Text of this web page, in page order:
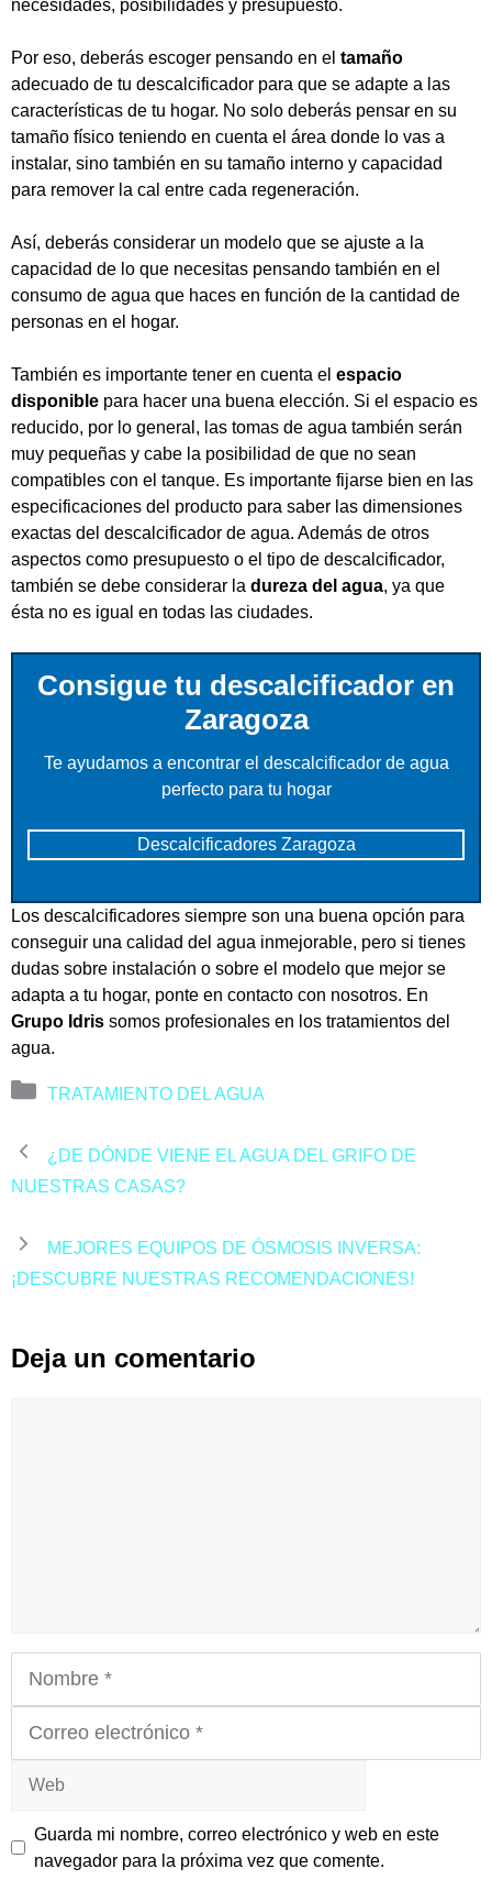
necesidades, posibilidades y presupuesto.
Por eso, deberás escoger pensando en el tamaño
adecuado de tu descalcificador para que se adapte a las
características de tu hogar. No solo deberás pensar en su
tamaño físico teniendo en cuenta el área donde lo vas a
instalar, sino también en su tamaño interno y capacidad
para remover la cal entre cada regeneración.
Así, deberás considerar un modelo que se ajuste a la
capacidad de lo que necesitas pensando también en el
consumo de agua que haces en función de la cantidad de
personas en el hogar.
También es importante tener en cuenta el espacio
disponible para hacer una buena elección. Si el espacio es
reducido, por lo general, las tomas de agua también serán
muy pequeñas y cabe la posibilidad de que no sean
compatibles con el tanque. Es importante fijarse bien en las
especificaciones del producto para saber las dimensiones
exactas del descalcificador de agua. Además de otros
aspectos como presupuesto o el tipo de descalcificador,
también se debe considerar la dureza del agua, ya que
ésta no es igual en todas las ciudades.
Consigue tu descalcificador en
Zaragoza
Te ayudamos a encontrar el descalcificador de agua
perfecto para tu hogar
Descalcificadores Zaragoza
Los descalcificadores siempre son una buena opción para
conseguir una calidad del agua inmejorable, pero si tienes
dudas sobre instalación o sobre el modelo que mejor se
adapta a tu hogar, ponte en contacto con nosotros. En
Grupo Idris somos profesionales en los tratamientos del
agua.
Categorías
TRATAMIENTO DEL AGUA
¿DE DÓNDE VIENE EL AGUA DEL GRIFO DE
NUESTRAS CASAS?
MEJORES EQUIPOS DE ÓSMOSIS INVERSA:
¡DESCUBRE NUESTRAS RECOMENDACIONES!
Deja un comentario
electrónico
Guarda mi nombre, correo electrónico y web en este
navegador para la próxima vez que comente.